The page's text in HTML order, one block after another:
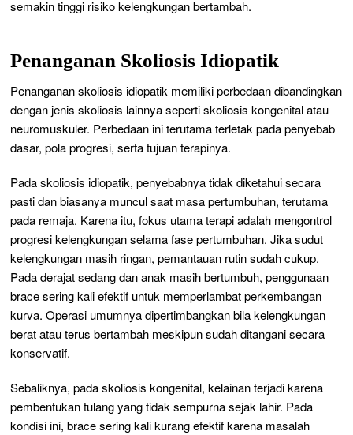
semakin tinggi risiko kelengkungan bertambah.
Penanganan Skoliosis Idiopatik
Penanganan skoliosis idiopatik memiliki perbedaan dibandingkan
dengan jenis skoliosis lainnya seperti skoliosis kongenital atau
neuromuskuler. Perbedaan ini terutama terletak pada penyebab
dasar, pola progresi, serta tujuan terapinya.
Pada skoliosis idiopatik, penyebabnya tidak diketahui secara
pasti dan biasanya muncul saat masa pertumbuhan, terutama
pada remaja. Karena itu, fokus utama terapi adalah mengontrol
progresi kelengkungan selama fase pertumbuhan. Jika sudut
kelengkungan masih ringan, pemantauan rutin sudah cukup.
Pada derajat sedang dan anak masih bertumbuh, penggunaan
brace sering kali efektif untuk memperlambat perkembangan
kurva. Operasi umumnya dipertimbangkan bila kelengkungan
berat atau terus bertambah meskipun sudah ditangani secara
konservatif.
Sebaliknya, pada skoliosis kongenital, kelainan terjadi karena
pembentukan tulang yang tidak sempurna sejak lahir. Pada
kondisi ini, brace sering kali kurang efektif karena masalah